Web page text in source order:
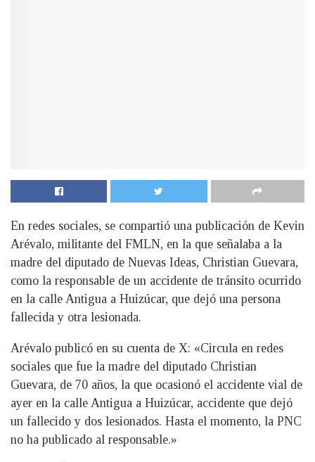
En redes sociales, se compartió una publicación de Kevin
Arévalo, militante del FMLN, en la que señalaba a la
madre del diputado de Nuevas Ideas, Christian Guevara,
como la responsable de un accidente de tránsito ocurrido
en la calle Antigua a Huizúcar, que dejó una persona
fallecida y otra lesionada.
Arévalo publicó en su cuenta de X: «Circula en redes
sociales que fue la madre del diputado Christian
Guevara, de 70 años, la que ocasionó el accidente vial de
ayer en la calle Antigua a Huizúcar, accidente que dejó
un fallecido y dos lesionados. Hasta el momento, la PNC
no ha publicado al responsable.»